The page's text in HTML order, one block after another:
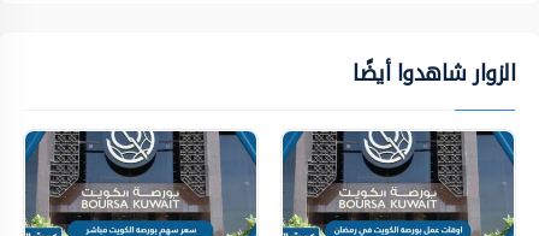
الزوار شاهدوا أيضًا